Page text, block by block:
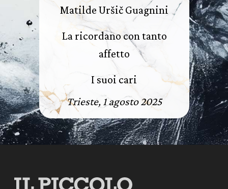
Matilde Uršič Guagnini
La ricordano con tanto
affetto
I suoi cari
Trieste, 1 agosto 2025